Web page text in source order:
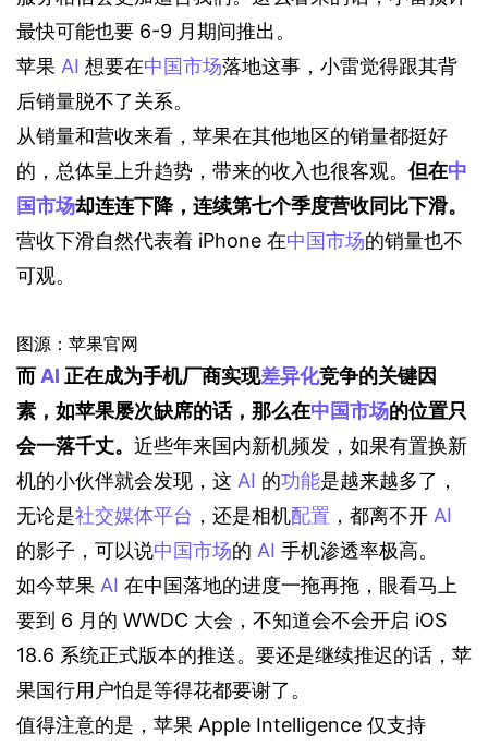
最快可能也要 6-9 月期间推出。
苹果 AI 想要在中国市场落地这事，小雷觉得跟其背
后销量脱不了关系。
从销量和营收来看，苹果在其他地区的销量都挺好
的，总体呈上升趋势，带来的收入也很客观。 但在中
国市场却连连下降，连续第七个季度营收同比下滑。
营收下滑自然代表着 iPhone 在中国市场的销量也不
可观。
图源：苹果官网
而 AI 正在成为手机厂商实现差异化竞争的关键因
素，如苹果屡次缺席的话，那么在中国市场的位置只
会一落千丈。 近些年来国内新机频发，如果有置换新
机的小伙伴就会发现，这 AI 的功能是越来越多了，
无论是社交媒体平台 ，还是相机配置 ，都离不开 AI
的影子，可以说中国市场的 AI 手机渗透率极高。
如今苹果 AI 在中国落地的进度一拖再拖，眼看马上
要到 6 月的 WWDC 大会，不知道会不会开启 iOS
18.6 系统正式版本的推送。要还是继续推迟的话，苹
果国行用户怕是等得花都要谢了。
值得注意的是，苹果 Apple Intelligence 仅支持